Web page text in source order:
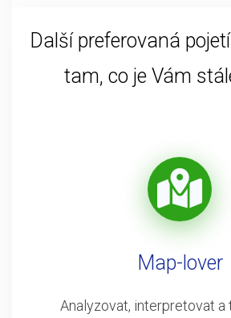
Další preferovaná
tam, co je Vám
Map-lover
Analyzovat, interpretovat a